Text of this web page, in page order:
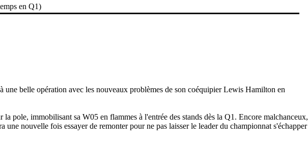
en Q1)
belle opération avec les nouveaux problèmes de son coéquipier Lewis Hamilton en
pole, immobilisant sa W05 en flammes à l'entrée des stands dès la Q1. Encore malchanceux,
nouvelle fois essayer de remonter pour ne pas laisser le leader du championnat s'échapper